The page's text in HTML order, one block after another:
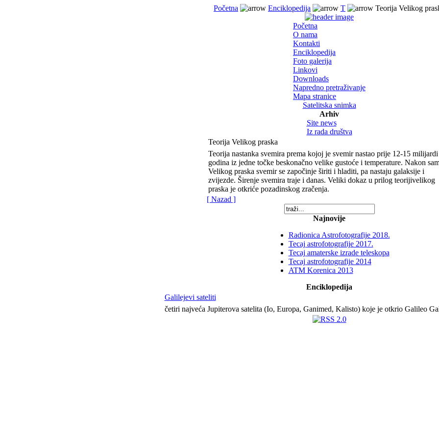
Početna Enciklopedija T Teorija Velikog
Početna
O nama
Kontakti
Enciklopedija
Foto galerija
Linkovi
Downloads
Napredno pretraživanje
Mapa stranice
Satelitska snimka
Arhiv
Site news
Iz rada društva
Teorija Velikog praska
Teorija nastanka svemira prema kojoj je svemir nastao prije 12-15 milijardi
godina iz jedne točke beskonačno velike gustoće i temperature. Nakon
Velikog praska svemir se započinje širiti i hladiti, pa nastaju galaksije i
zvijezde. Širenje svemira traje i danas. Veliki dokaz u prilog teorijivelikog
praska je otkriće pozadinskog zračenja.
[ Nazad ]
Najnovije
Radionica Astrofotografije 2018.
Tecaj astrofotografije 2017.
Tecaj amaterske izrade teleskopa
Tecaj astrofotografije 2014
ATM Korenica 2013
Enciklopedija
Galilejevi sateliti
četiri najveća Jupiterova satelita (Io, Europa, Ganimed, Kalisto) koje je otkrio Galileo